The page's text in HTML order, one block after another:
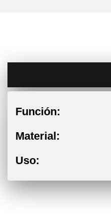
Función:
Material:
Uso: